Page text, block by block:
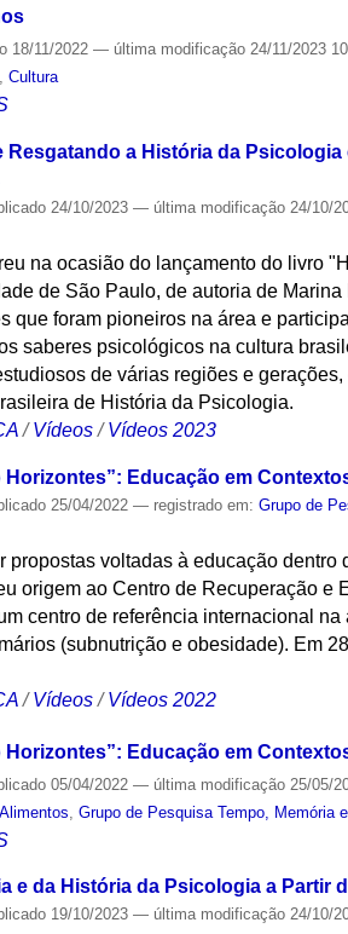
18/11/2022— última modificação 24/11/2023
,Cultura
Resgatando a História da
24/10/2023— última modificação 24/10/
na ocasião do lançamento do livro
de São Paulo, de autoria de
que foram pioneiros na área e
saberes psicológicos na cultura
de várias regiões e
de História da Psicologia.
/Vídeos /Vídeos 2023
Horizontes”: Educação em
25/04/2022— registrado em:Grupo de
propostas voltadas à educação
origem ao Centro de Recuperação
centro de referência internacional
(subnutrição e obesidade). Em
/Vídeos /Vídeos 2022
Horizontes”: Educação em
05/04/2022— última modificação 25/05/
Alimentos ,Grupo de Pesquisa Tempo, Memória
e da História da Psicologia a Partir
19/10/2023— última modificação 24/10/